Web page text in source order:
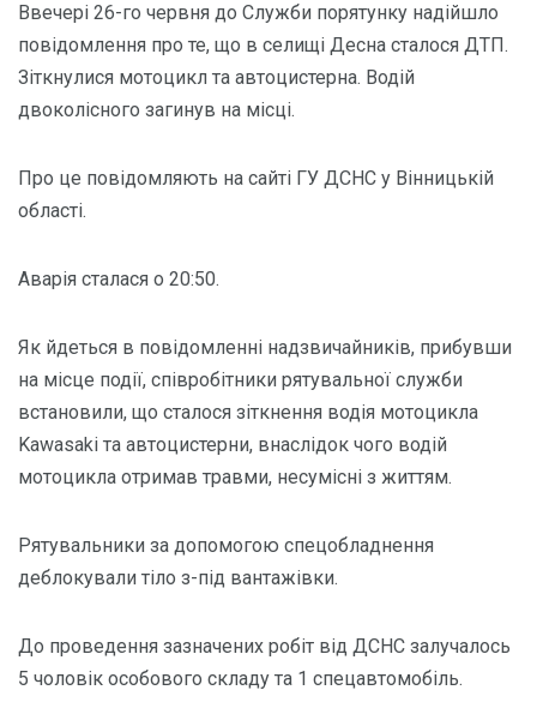
Ввечері 26-го червня до Служби порятунку надійшло
повідомлення про те, що в селищі Десна сталося ДТП.
Зіткнулися мотоцикл та автоцистерна. Водій
двоколісного загинув на місці.
Про це повідомляють на сайті ГУ ДСНС у Вінницькій
області.
Аварія сталася о 20:50.
Як йдеться в повідомленні надзвичайників, прибувши
на місце події, співробітники рятувальної служби
встановили, що сталося зіткнення водія мотоцикла
Kawasaki та автоцистерни, внаслідок чого водій
мотоцикла отримав травми, несумісні з життям.
Рятувальники за допомогою спецобладнення
деблокували тіло з-під вантажівки.
До проведення зазначених робіт від ДСНС залучалось
5 чоловік особового складу та 1 спецавтомобіль.